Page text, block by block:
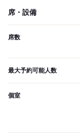
席・設備
席数
最大予約可能人数
個室